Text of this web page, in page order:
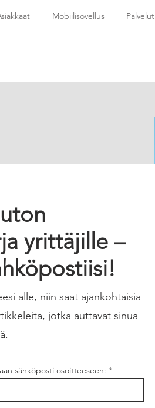
Mobiilisovellus Palvelut
yrittäjille –
alle, niin saat ajankohtaisia
jotka auttavat sinua
sähköposti osoitteeseen: